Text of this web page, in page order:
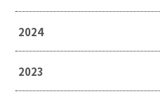
2024
2023